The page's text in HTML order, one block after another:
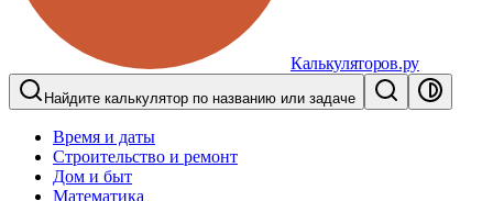
Калькуляторов.ру
Найдите калькулятор по названию или задаче
Время и даты
Строительство и ремонт
Дом и быт
Математика